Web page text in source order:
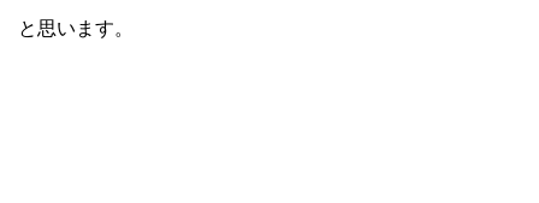
と思います。